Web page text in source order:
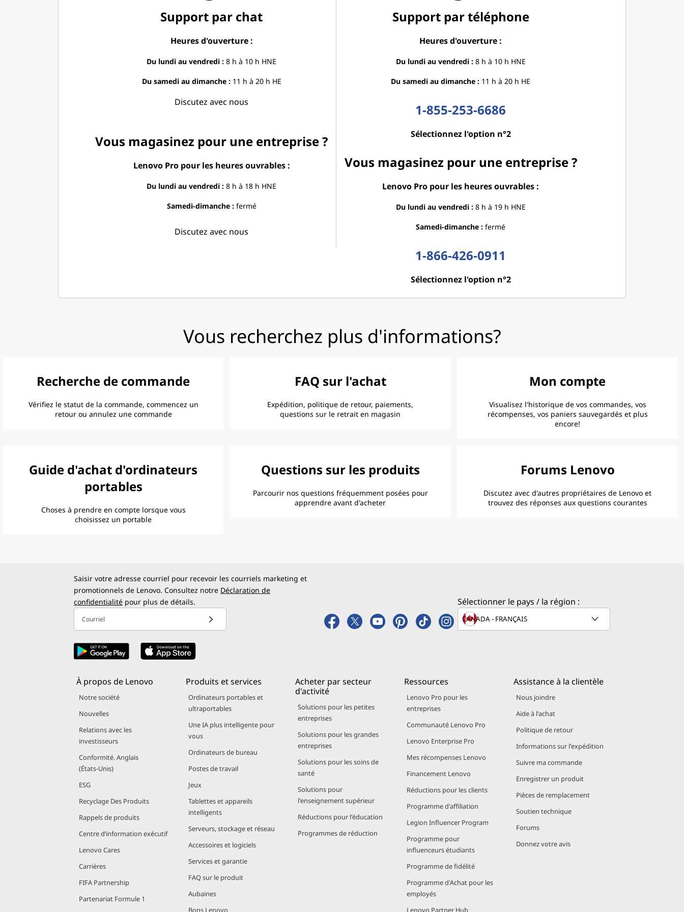
Support par chat
Heures d'ouverture :
Du lundi au vendredi : 8 h à 10 h HNE
Du samedi au dimanche :11 h à 20 h HE
Discutez avec nous
Vous magasinez pour une entreprise ?
Lenovo Pro pour les heures ouvrables :
Du lundi au vendredi : 8 h à 18 h HNE
Samedi-dimanche :fermé
Discutez avec nous
Support par téléphone
Heures d'ouverture :
Du lundi au vendredi :8 h à 10 h HNE
Du samedi au dimanche : 11 h à 20 h HE
1-855-253-6686
Sélectionnez l'option n°2
Vous magasinez pour une entreprise ?
Lenovo Pro pour les heures ouvrables :
Du lundi au vendredi :8 h à 19 h HNE
Samedi-dimanche : fermé
1-866-426-0911
Sélectionnez l'option n°2
Vous recherchez plus d'informations?
Recherche de commande
Vérifiez le statut de la commande, commencez un
retour ou annulez une commande
FAQ sur l'achat
Expédition, politique de retour, paiements,
questions sur le retrait en magasin
Mon compte
Visualisez l'historique de vos commandes, vos
récompenses, vos paniers sauvegardés et plus
encore!
Guide d'achat d'ordinateurs
portables
Choses à prendre en compte lorsque vous
choisissez un portable
Questions sur les produits
Parcourir nos questions fréquemment posées pour
apprendre avant d'acheter
Forums Lenovo
Discutez avec d'autres propriétaires de Lenovo et
trouvez des réponses aux questions courantes
Saisir votre adresse courriel pour recevoir les courriels marketing et
promotionnels de Lenovo. Consultez notre Déclaration de
confidentialité pour plus de détails.
Courriel
Sélectionner le pays / la région :
À propos de Lenovo
Notre société
Nouvelles
Relations avec les
investisseurs
Conformité. Anglais
(États‑Unis)
ESG
Recyclage Des Produits
Rappels de produits
Centre d’information exécutif
Lenovo Cares
Carrières
FIFA Partnership
Partenariat Formule 1
Produits et services
Ordinateurs portables et
ultraportables
Une IA plus intelligente pour
vous
Ordinateurs de bureau
Postes de travail
Jeux
Tablettes et appareils
intelligents
Serveurs, stockage et réseau
Accessoires et logiciels
Services et garantie
FAQ sur le produit
Aubaines
Bons Lenovo
Acheter par secteur
d'activité
Solutions pour les petites
entreprises
Solutions pour les grandes
entreprises
Solutions pour les soins de
santé
Solutions pour
l'enseignement supérieur
Réductions pour l'éducation
Programmes de réduction
Ressources
Lenovo Pro pour les
entreprises
Communauté Lenovo Pro
Lenovo Enterprise Pro
Mes récompenses Lenovo
Financement Lenovo
Réductions pour les clients
Programme d'affiliation
Legion Influencer Program
Programme pour
influenceurs étudiants
Programme de fidélité
Programme d'Achat pour les
employés
Lenovo Partner Hub
Assistance à la clientèle
Nous joindre
Aide à l'achat
Politique de retour
Informations sur l'expédition
Suivre ma commande
Enregistrer un produit
Pièces de remplacement
Soutien technique
Forums
Donnez votre avis